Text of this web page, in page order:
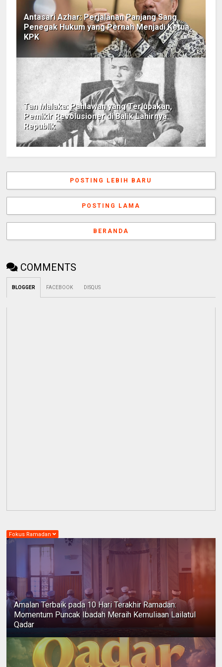
Antasari Azhar: Perjalanan Panjang Sang
Penegak Hukum yang Pernah Menjadi Ketua
KPK
Tan Malaka: Pahlawan yang Terlupakan,
Pemikir Revolusioner di Balik Lahirnya
Republik
POSTING LEBIH BARU
POSTING LAMA
BERANDA
COMMENTS
BLOGGER FACEBOOK DISQUS
Fokus Ramadan
Amalan Terbaik pada 10 Hari Terakhir Ramadan:
Momentum Puncak Ibadah Meraih Kemuliaan Lailatul
Qadar